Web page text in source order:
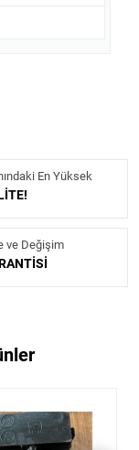
En Yüksek
ve Değişim